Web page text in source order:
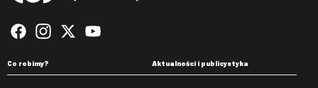
Co robimy? Aktualności i publicystyka